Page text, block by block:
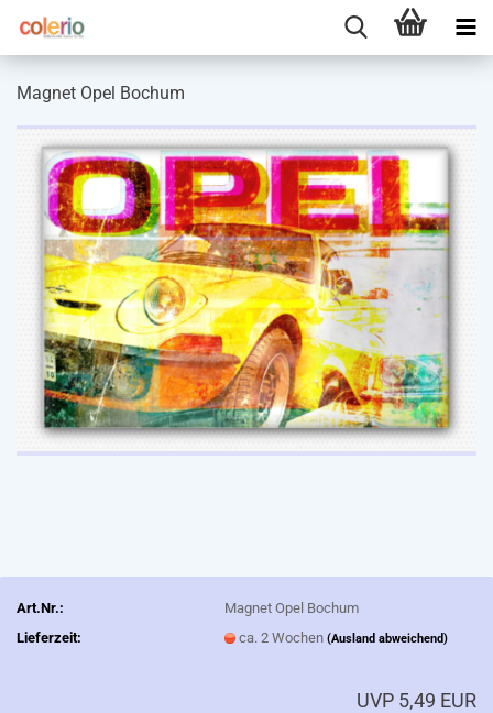
Magnet Opel Bochum
Art.Nr.:
Magnet Opel Bochum
Lieferzeit:
ca. 2 Wochen(Ausland abweichend)
UVP 5,49 EUR